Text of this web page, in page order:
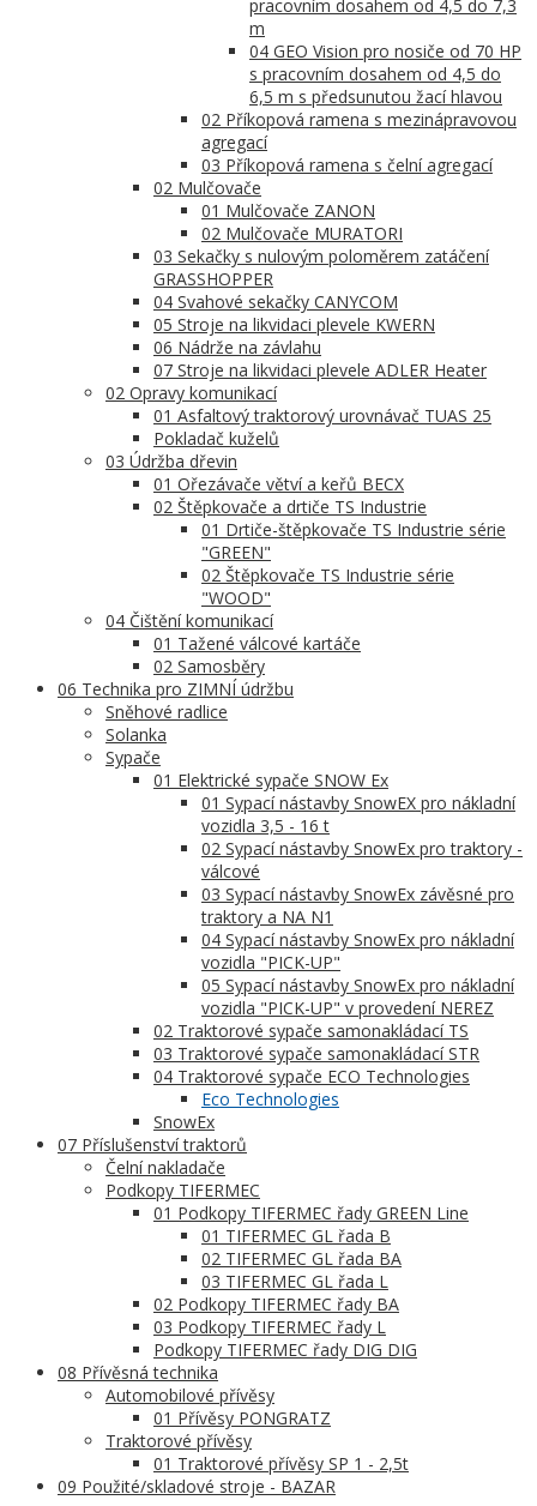
pracovním dosahem od 4,5 do 7,3
m
04 GEO Vision pro nosiče od 70 HP
s pracovním dosahem od 4,5 do
6,5 m s předsunutou žací hlavou
02 Příkopová ramena s mezinápravovou
agregací
03 Příkopová ramena s čelní agregací
02 Mulčovače
01 Mulčovače ZANON
02 Mulčovače MURATORI
03 Sekačky s nulovým poloměrem zatáčení
GRASSHOPPER
04 Svahové sekačky CANYCOM
05 Stroje na likvidaci plevele KWERN
06 Nádrže na závlahu
07 Stroje na likvidaci plevele ADLER Heater
02 Opravy komunikací
01 Asfaltový traktorový urovnávač TUAS 25
Pokladač kuželů
03 Údržba dřevin
01 Ořezávače větví a keřů BECX
02 Štěpkovače a drtiče TS Industrie
01 Drtiče-štěpkovače TS Industrie série
"GREEN"
02 Štěpkovače TS Industrie série
"WOOD"
04 Čištění komunikací
01 Tažené válcové kartáče
02 Samosběry
06 Technika pro ZIMNÍ údržbu
Sněhové radlice
Solanka
Sypače
01 Elektrické sypače SNOW Ex
01 Sypací nástavby SnowEX pro nákladní
vozidla 3,5 - 16 t
02 Sypací nástavby SnowEx pro traktory -
válcové
03 Sypací nástavby SnowEx závěsné pro
traktory a NA N1
04 Sypací nástavby SnowEx pro nákladní
vozidla "PICK-UP"
05 Sypací nástavby SnowEx pro nákladní
vozidla "PICK-UP" v provedení NEREZ
02 Traktorové sypače samonakládací TS
03 Traktorové sypače samonakládací STR
04 Traktorové sypače ECO Technologies
Eco Technologies
SnowEx
07 Příslušenství traktorů
Čelní nakladače
Podkopy TIFERMEC
01 Podkopy TIFERMEC řady GREEN Line
01 TIFERMEC GL řada B
02 TIFERMEC GL řada BA
03 TIFERMEC GL řada L
02 Podkopy TIFERMEC řady BA
03 Podkopy TIFERMEC řady L
Podkopy TIFERMEC řady DIG DIG
08 Přívěsná technika
Automobilové přívěsy
01 Přívěsy PONGRATZ
Traktorové přívěsy
01 Traktorové přívěsy SP 1 - 2,5t
09 Použité/skladové stroje - BAZAR